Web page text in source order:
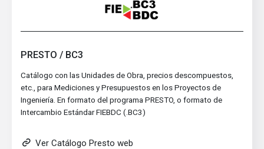
PRESTO / BC3
Catálogo con las Unidades de Obra, precios descompuestos,
etc., para Mediciones y Presupuestos en los Proyectos de
Ingeniería. En formato del programa PRESTO, o formato de
Intercambio Estándar FIEBDC (.BC3)
Ver Catálogo Presto web